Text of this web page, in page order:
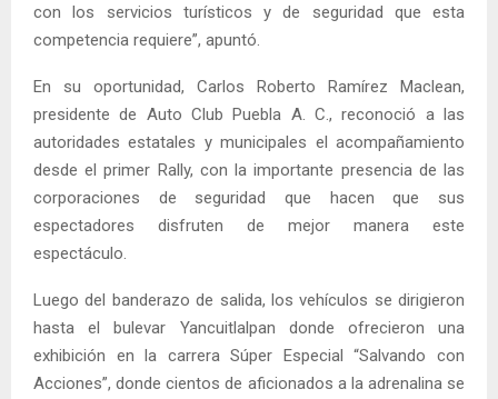
con los servicios turísticos y de seguridad que esta
competencia requiere”, apuntó.
En su oportunidad, Carlos Roberto Ramírez Maclean,
presidente de Auto Club Puebla A. C., reconoció a las
autoridades estatales y municipales el acompañamiento
desde el primer Rally, con la importante presencia de las
corporaciones de seguridad que hacen que sus
espectadores disfruten de mejor manera este
espectáculo.
Luego del banderazo de salida, los vehículos se dirigieron
hasta el bulevar Yancuitlalpan donde ofrecieron una
exhibición en la carrera Súper Especial “Salvando con
Acciones”, donde cientos de aficionados a la adrenalina se